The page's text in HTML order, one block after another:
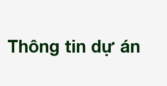
Thông tin dự án